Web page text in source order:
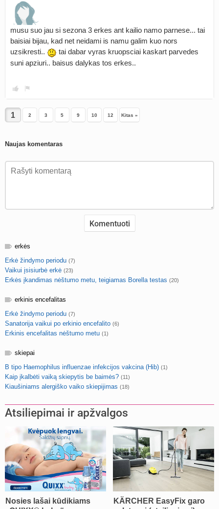
musu suo jau si sezona 3 erkes ant kailio namo parnese... tai
baisiai bijau, kad net neidami is namu galim kuo nors
uzsikresti..
tai dabar vyras kruopsciai kaskart parvedes
suni apziuri.. baisus dalykas tos erkes..
2 3 5 9 10 12 Kitas »
Naujas komentaras
erkės
Erkė žindymo periodu (7)
Vaikui įsisiurbė erkė (23)
Erkės įkandimas nėštumo metu, teigiamas Borella testas (20)
erkinis encefalitas
Erkė žindymo periodu (7)
Sanatorija vaikui po erkinio encefalito (6)
Erkinis encefalitas nėštumo metu (1)
skiepai
B tipo Haemophilus influenzae infekcijos vakcina (Hib) (1)
Kaip įkalbėti vaiką skiepytis be baimės? (11)
Kiaušiniams alergiško vaiko skiepijimas (18)
Atsiliepimai ir apžvalgos
Nosies lašai kūdikiams
KÄRCHER EasyFix garo